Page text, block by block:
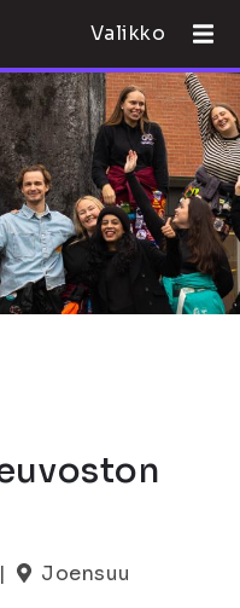
Valikko
Joensuu